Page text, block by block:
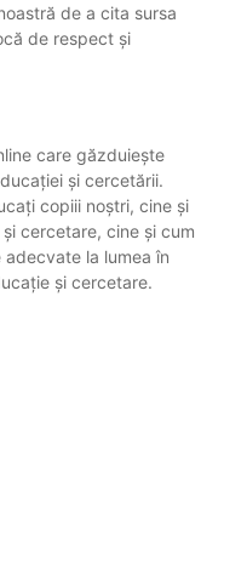
de a cita sursa
de respect și
care găzduiește
și cercetării.
copiii noștri, cine și
cercetare, cine și cum
la lumea în
și cercetare.